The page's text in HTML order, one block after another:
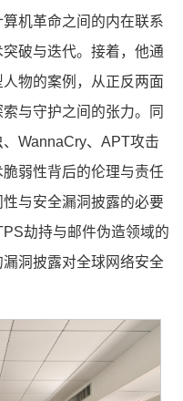
机革命之间的内在联系
破与迭代。接着，他通
物的案例，从正反两面
与守护之间的张力。同
WannaCry、APT攻击
弱性背后的伦理与责任
与安全漏洞披露的必要
劫持与邮件伪造领域的
洞披露对全球网络安全